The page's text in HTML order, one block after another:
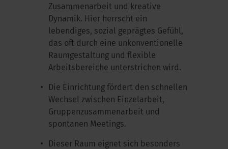
Zusammenarbeit und kreative
Dynamik. Hier herrscht ein
lebendiges, sozial geprägtes Gefühl,
das oft durch eine unkonventionelle
Raumgestaltung und flexible
Arbeitsbereiche unterstrichen wird.
Die Einrichtung fördert den schnellen
Wechsel zwischen Einzelarbeit,
Gruppenzusammenarbeit und
spontanen Meetings.
Dieser Raum eignet sich besonders